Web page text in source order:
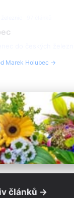
Marek Holubec →
článků →